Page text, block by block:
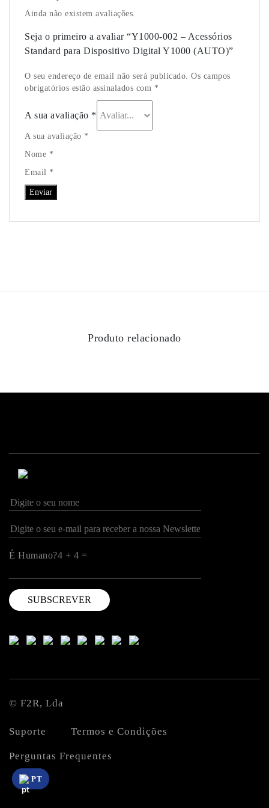
Mattia Manazzale - (piloto amador)
o mesmo, mas nenhum chega
perto dos resultados do Y1000.
Mário Pelicano - (piloto amador)
Isaac Feliu - (ex-piloto Dakar)
cumprimentos para toda a
equipa.
rallies, esta unidade é excelente
e muito superior a qualquer
outro dispositivo disponível no
mercado.
Sean O Leary - (piloto amador)
Jordi Esteve (piloto camiões Dakar)
Ainda não existem avaliações.
Seja o primeiro a avaliar “Y1000-002 – Acessórios
Standard para Dispositivo Digital Y1000 (AUTO)”
obrigatórios estão assinalados com *
A sua avaliação*
PT